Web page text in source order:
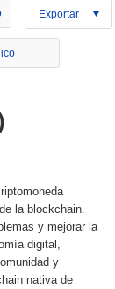
Exportar
la blockchain.
y mejorar la
digital,
y
nativa de